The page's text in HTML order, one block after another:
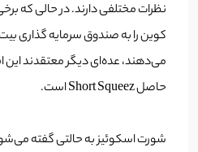
نظرات مختلفی دارند. در حالی که
می‌دهند، عده‌ای دیگر معتقدند
حاصل Short Squeez است.
شورت اسکوئیز به حالتی گفته